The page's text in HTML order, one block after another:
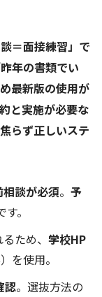
談＝面接練習」で
昨年の書類でい
最新版の使用が
と実施が必要な
焦らず正しいステ
相談が必須。 予
。
ため、 学校HP
を使用。
認。選抜方法の